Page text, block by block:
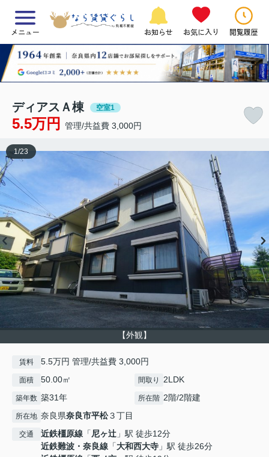
メニュー お知らせ お気に入り 閲覧履歴
ディアスＡ棟 空室1
5.5万円 管理/共益費 3,000円
【外観】
1/23
賃料 5.5万円 管理/共益費 3,000円
面積 50.00㎡ 間取り 2LDK
築年数 築31年 所在階 2階/2階建
所在地 奈良県奈良市平松３丁目
交通 近鉄橿原線 「尼ヶ辻 」駅 徒歩12分
近鉄難波・奈良線 「大和西大寺 」駅 徒歩26分